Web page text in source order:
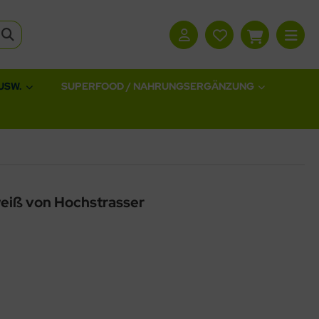
SUPERFOOD / NAHRUNGSERGÄNZUNG
von Hochstrasser